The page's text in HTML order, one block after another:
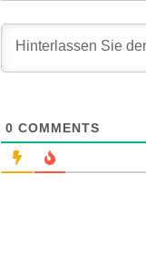
0 COMMENTS